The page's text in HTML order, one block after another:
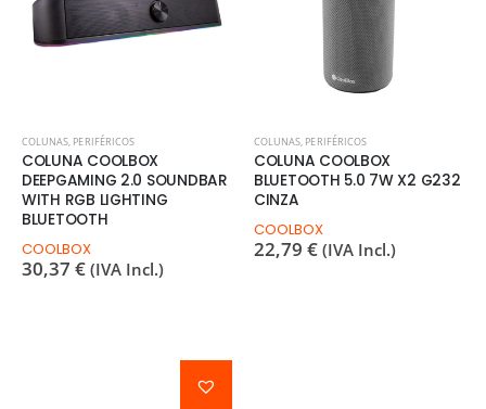
COLUNAS, PERIFÉRICOS
COLUNA COOLBOX
DEEPGAMING 2.0 SOUNDBAR
WITH RGB LIGHTING
BLUETOOTH
COOLBOX
30,37 € (IVA Incl.)
COLUNAS, PERIFÉRICOS
COLUNA COOLBOX
BLUETOOTH 5.0 7W X2 G232
CINZA
COOLBOX
22,79 € (IVA Incl.)